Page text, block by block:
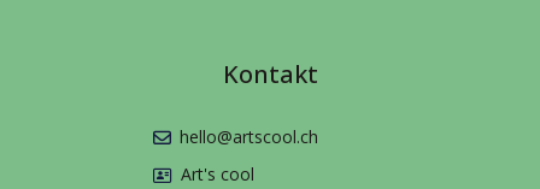
Kontakt
hello@artscool.ch
Art's cool